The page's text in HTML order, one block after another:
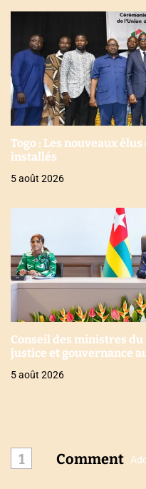
Togo : Les nouveaux
installés
5 août 2026
Conseil des ministres
justice et gouvernance
5 août 2026
1 Comment